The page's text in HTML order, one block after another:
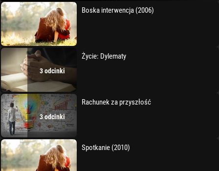
Boska interwencja (2006)
3 odcinki
Życie: Dylematy
3 odcinki
Rachunek za przyszłość
Spotkanie (2010)